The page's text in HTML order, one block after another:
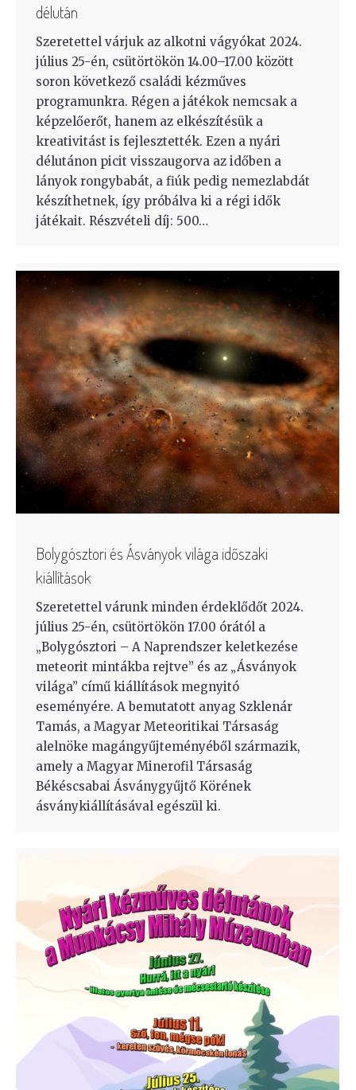
délután
Szeretettel várjuk az alkotni vágyókat 2024.
július 25-én, csütörtökön 14.00–17.00 között
soron következő családi kézműves
programunkra. Régen a játékok nemcsak a
képzelőerőt, hanem az elkészítésük a
kreativitást is fejlesztették. Ezen a nyári
délutánon picit visszaugorva az időben a
lányok rongybabát, a fiúk pedig nemezlabdát
készíthetnek, így próbálva ki a régi idők
játékait. Részvételi díj: 500…
Bolygósztori és Ásványok világa időszaki
kiállítások
Szeretettel várunk minden érdeklődőt 2024.
július 25-én, csütörtökön 17.00 órától a
„Bolygósztori – A Naprendszer keletkezése
meteorit mintákba rejtve” és az „Ásványok
világa” című kiállítások megnyitó
eseményére. A bemutatott anyag Szklenár
Tamás, a Magyar Meteoritikai Társaság
alelnöke magángyűjteményéből származik,
amely a Magyar Minerofil Társaság
Békéscsabai Ásványgyűjtő Körének
ásványkiállításával egészül ki.